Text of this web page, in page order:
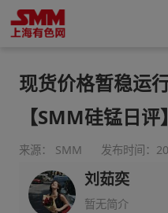
现货价格暂稳运
【SMM硅锰日评】
来源： SMM 发布时间：
刘茹奕
暂无简介